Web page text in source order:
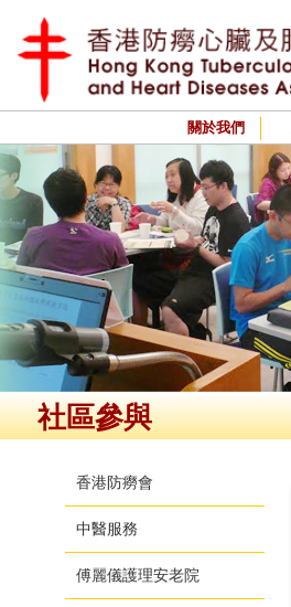
關於我們
社區參與
香港防癆會
中醫服務
傅麗儀護理安老院